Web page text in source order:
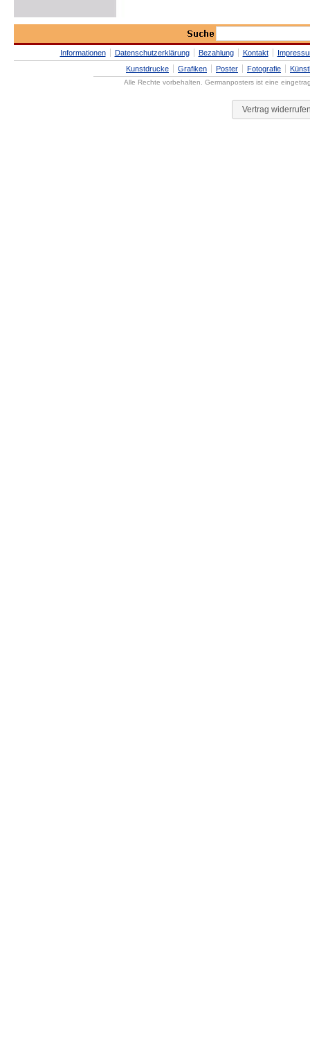
Informationen Datenschutzerklärung Bezahlung Kontakt
Kunstdrucke
Grafiken Poster Fotografie
Alle Rechte vorbehalten. Germanposters ist eine
Vertrag